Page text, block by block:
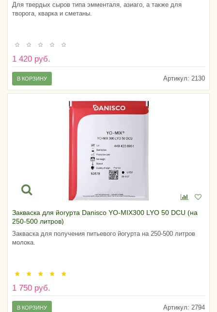
Для твердых сыров типа эмменталя, азиаго, а также для
творога, кварка и сметаны.
1 420 руб.
Артикул: 2130
В КОРЗИНУ
Закваска для йогурта Danisco YO-MIX300 LYO 50 DCU (на
250-500 литров)
Закваска для получения питьевого йогурта на 250-500 литров
молока.
1 750 руб.
Артикул: 2794
В КОРЗИНУ